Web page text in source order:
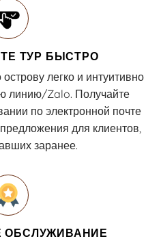
ТУР БЫСТРО
легко и интуитивно
линию/Zalo. Получайте
по электронной почте
для клиентов,
заранее.
ОБСЛУЖИВАНИЕ